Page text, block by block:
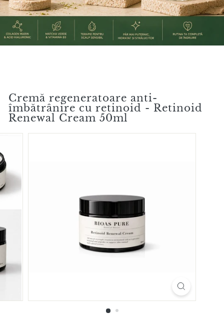
Cremă regeneratoare anti-
îmbătrânire cu retinoid - Retinoid
Renewal Cream 50ml